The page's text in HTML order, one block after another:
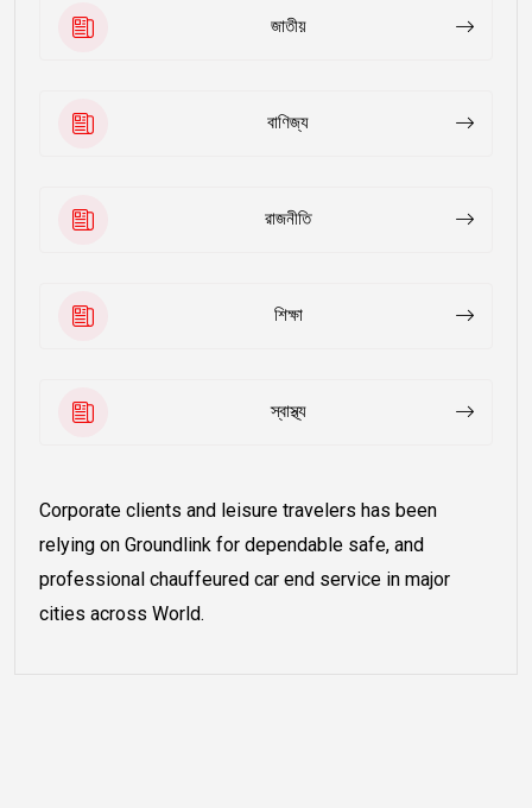
জাতীয়
বাণিজ্য
রাজনীতি
শিক্ষা
স্বাস্থ্য
Corporate clients and leisure travelers has been
relying on Groundlink for dependable safe, and
professional chauffeured car end service in major
cities across World.